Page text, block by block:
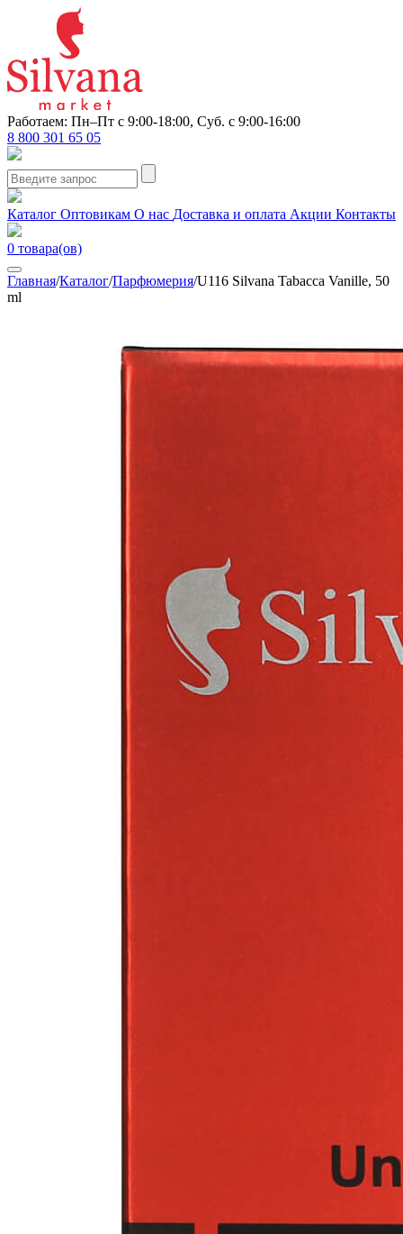
Работаем: Пн–Пт с 9:00-18:00, Суб. с 9:00-16:00
8 800 301 65 05
Каталог Оптовикам О нас Доставка и оплата Акции Контакты
0 товара(ов)
Главная/Каталог/Парфюмерия/U116 Silvana Tabacca Vanille, 50
ml